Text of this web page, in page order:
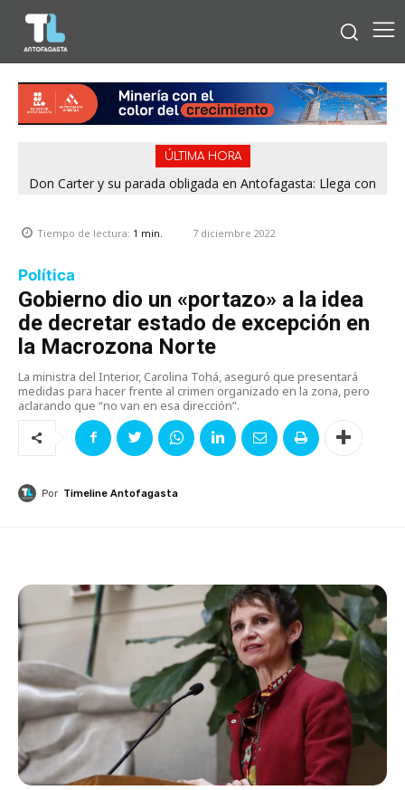
ÚLTIMA HORA
Don Carter y su parada obligada en Antofagasta: Llega con
Tiempo de lectura: 1 min. 7 diciembre 2022
Política
Gobierno dio un «portazo» a la idea
de decretar estado de excepción en
la Macrozona Norte
La ministra del Interior, Carolina Tohá, aseguró que presentará
medidas para hacer frente al crimen organizado en la zona, pero
aclarando que “no van en esa dirección”.
Por Timeline Antofagasta